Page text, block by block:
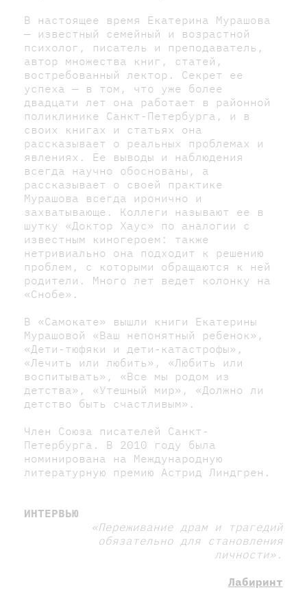
В настоящее время Екатерина Мурашова
— известный семейный и возрастной
психолог, писатель и преподаватель,
автор множества книг, статей,
востребованный лектор. Секрет ее
успеха — в том, что уже более
двадцати лет она работает в районной
поликлинике Санкт-Петербурга, и в
своих книгах и статьях она
рассказывает о реальных проблемах и
явлениях. Ее выводы и наблюдения
всегда научно обоснованы, а
рассказывает о своей практике
Мурашова всегда иронично и
захватывающе. Коллеги называют ее в
шутку «Доктор Хаус» по аналогии с
известным киногероем: также
нетривиально она подходит к решению
проблем, с которыми обращаются к ней
родители. Много лет ведет колонку на
«Снобе».
В «Самокате» вышли книги Екатерины
Мурашовой «Ваш непонятный ребенок»,
«Дети-тюфяки и дети-катастрофы»,
«Лечить или любить», «Любить или
воспитывать», «Все мы родом из
детства», «Утешный мир», «Должно ли
детство быть счастливым».
Член Союза писателей Санкт-
Петербурга. В 2010 году была
номинирована на Международную
литературную премию Астрид Линдгрен.
ИНТЕРВЬЮ
«Переживание драм и трагедий
обязательно для становления
личности».
Лабиринт